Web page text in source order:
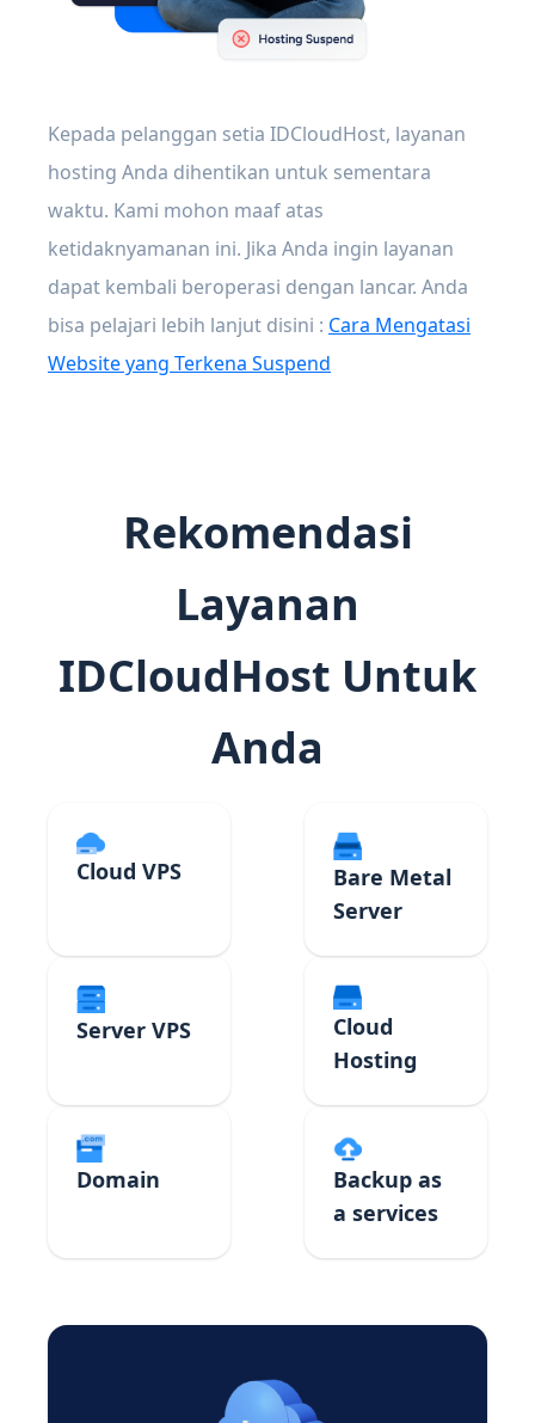
Kepada pelanggan setia IDCloudHost, layanan
hosting Anda dihentikan untuk sementara
waktu. Kami mohon maaf atas
ketidaknyamanan ini. Jika Anda ingin layanan
dapat kembali beroperasi dengan lancar. Anda
bisa pelajari lebih lanjut disini : Cara Mengatasi
Website yang Terkena Suspend
Rekomendasi
Layanan
IDCloudHost Untuk
Anda
Cloud VPS
Bare Metal
Server
Server VPS
Cloud
Hosting
Domain
Backup as
a services